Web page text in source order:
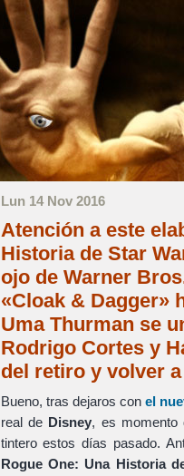
Lun 14 Nov 2016
Atención a este
Historia de Star
ojo de Warner
«Cloak & Dagger»
Uma Thurman se
Rodrigo Cortes y
del retiro y volver
Bueno, tras dejaros con el
real de Disney, es momento
tintero estos días pasado.
Rogue One: Una Historia